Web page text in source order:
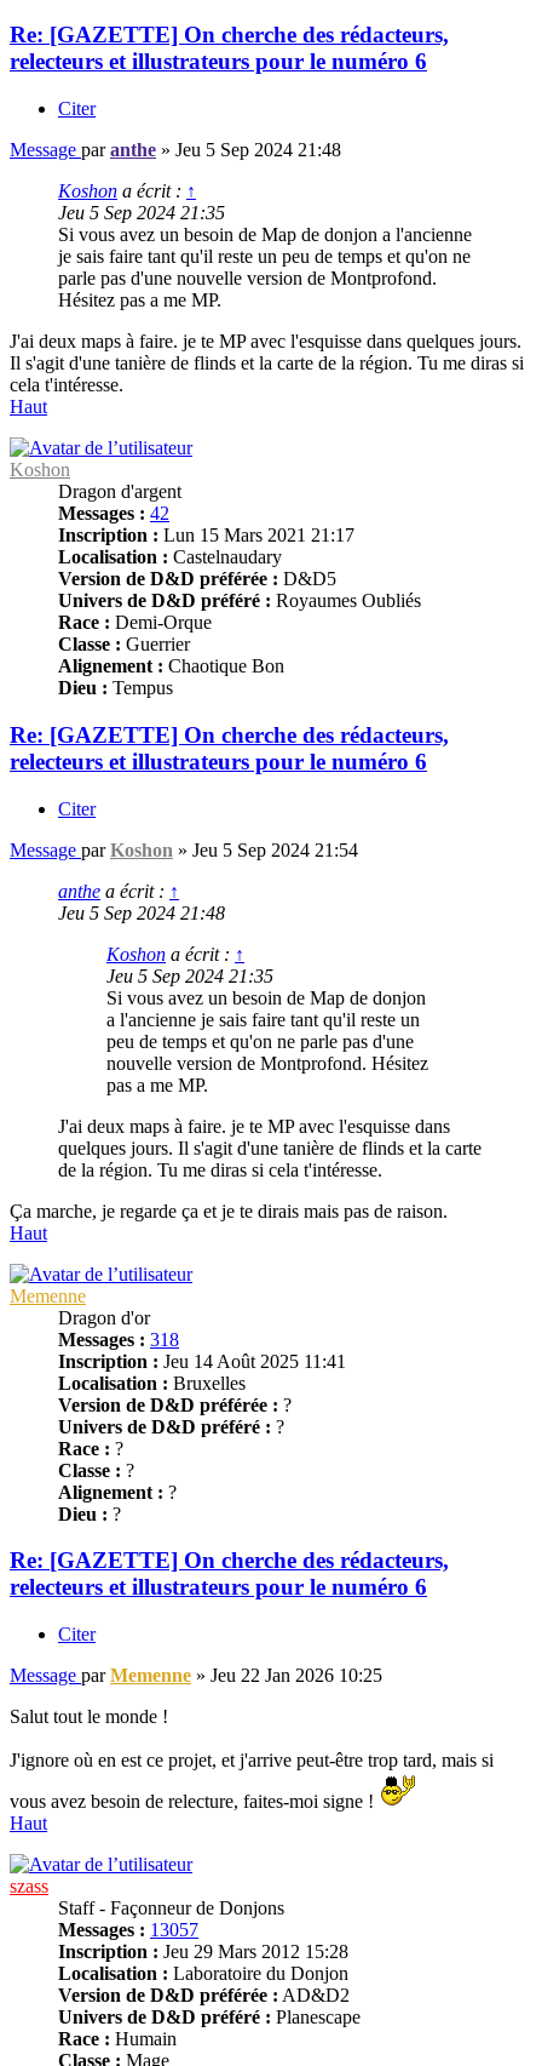
Re: [GAZETTE] On cherche des rédacteurs,
relecteurs et illustrateurs pour le numéro 6
Citer
Message paranthe » Jeu 5 Sep 2024 21:48
Koshon a écrit : ↑
Jeu 5 Sep 2024 21:35
Si vous avez un besoin de Map de donjon a l'ancienne
je sais faire tant qu'il reste un peu de temps et qu'on ne
parle pas d'une nouvelle version de Montprofond.
Hésitez pas a me MP.
J'ai deux maps à faire. je te MP avec l'esquisse dans quelques jours.
Il s'agit d'une tanière de flinds et la carte de la région. Tu me diras si
cela t'intéresse.
Haut
Koshon
Dragon d'argent
Messages : 42
Inscription : Lun 15 Mars 2021 21:17
Localisation : Castelnaudary
Version de D&D préférée : D&D5
Univers de D&D préféré : Royaumes Oubliés
Race : Demi-Orque
Classe : Guerrier
Alignement : Chaotique Bon
Dieu : Tempus
Re: [GAZETTE] On cherche des rédacteurs,
relecteurs et illustrateurs pour le numéro 6
Citer
Message parKoshon » Jeu 5 Sep 2024 21:54
anthe a écrit : ↑
Jeu 5 Sep 2024 21:48
Koshon a écrit : ↑
Jeu 5 Sep 2024 21:35
Si vous avez un besoin de Map de donjon
a l'ancienne je sais faire tant qu'il reste un
peu de temps et qu'on ne parle pas d'une
nouvelle version de Montprofond. Hésitez
pas a me MP.
J'ai deux maps à faire. je te MP avec l'esquisse dans
quelques jours. Il s'agit d'une tanière de flinds et la carte
de la région. Tu me diras si cela t'intéresse.
Ça marche, je regarde ça et je te dirais mais pas de raison.
Haut
Memenne
Dragon d'or
Messages : 318
Inscription : Jeu 14 Août 2025 11:41
Localisation : Bruxelles
Version de D&D préférée : ?
Univers de D&D préféré : ?
Race : ?
Classe : ?
Alignement : ?
Dieu : ?
Re: [GAZETTE] On cherche des rédacteurs,
relecteurs et illustrateurs pour le numéro 6
Citer
Message parMemenne » Jeu 22 Jan 2026 10:25
Salut tout le monde !
J'ignore où en est ce projet, et j'arrive peut-être trop tard, mais si
vous avez besoin de relecture, faites-moi signe !
Haut
szass
Staff - Façonneur de Donjons
Messages : 13057
Inscription : Jeu 29 Mars 2012 15:28
Localisation : Laboratoire du Donjon
Version de D&D préférée : AD&D2
Univers de D&D préféré : Planescape
Race : Humain
Classe : Mage